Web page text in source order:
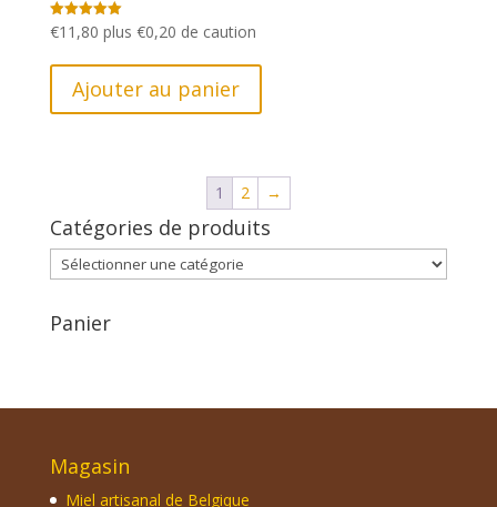
Note
5.00
€11,80 plus €0,20 de caution
Ajouter au panier
1 2 →
Catégories de produits
Panier
Magasin
Miel artisanal de Belgique